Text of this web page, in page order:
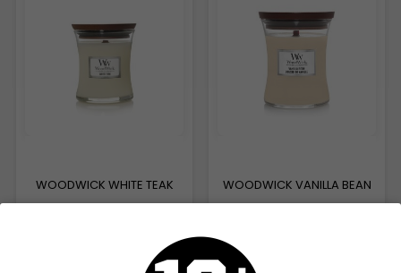
WOODWICK WHITE TEAK WOODWICK VANILLA BEAN